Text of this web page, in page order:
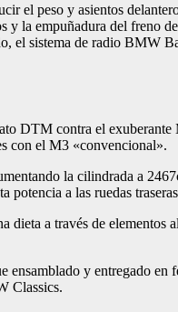
el peso y asientos
la empuñadura del freno
el sistema de radio BMW
DTM contra el
con el M3 «convencional».
la cilindrada a
a las ruedas
a través de
ensamblado y entregado
Classics.